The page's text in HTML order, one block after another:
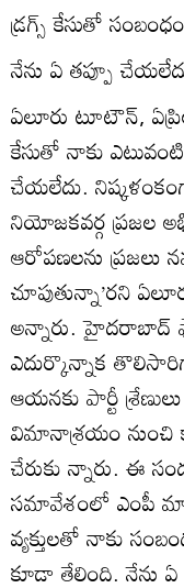
డ్రగ్స్‌ కేసుతో
నేను ఏ తప్పూ
ఏలూరు టూటౌన్‌,
కేసుతో నాకు
చేయలేదు.
నియోజకవర్గ ప్రజల
ఆరోపణలను
చూపుతున్నా’రని
అన్నారు. హైదరాబాద్‌
ఎదుర్కొన్నాక
ఆయనకు పార్టీ
విమానాశ్రయం నుంచి
చేరుకు న్నారు. ఈ
సమావేశంలో ఎంపీ
వ్యక్తులతో నాకు
కూడా తేలింది. నేను ఏ